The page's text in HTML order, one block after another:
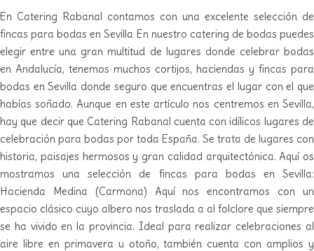
En Catering Rabanal contamos con una excelente selección de
fincas para bodas en Sevilla En nuestro catering de bodas puedes
elegir entre una gran multitud de lugares donde celebrar bodas
en Andalucía, tenemos muchos cortijos, haciendas y fincas para
bodas en Sevilla donde seguro que encuentras el lugar con el que
habías soñado. Aunque en este artículo nos centremos en Sevilla,
hay que decir que Catering Rabanal cuenta con idílicos lugares de
celebración para bodas por toda España. Se trata de lugares con
historia, paisajes hermosos y gran calidad arquitectónica. Aquí os
mostramos una selección de fincas para bodas en Sevilla:
Hacienda Medina (Carmona) Aquí nos encontramos con un
espacio clásico cuyo albero nos traslada a al folclore que siempre
se ha vivido en la provincia. Ideal para realizar celebraciones al
aire libre en primavera u otoño, también cuenta con amplios y